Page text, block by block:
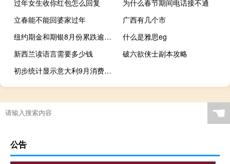
过年女生收你红包怎么回复
为什么春节期间电话接不通
立春能不能回婆家过年
广西有几个市
纽约期金和期银8月份累跌逾2%
什么是雅思eg
新西兰读语言需要多少钱
破六欲侠士副本攻略
初步统计显示意大利9月消费者价格指数同比上涨5.3%
☚
公告